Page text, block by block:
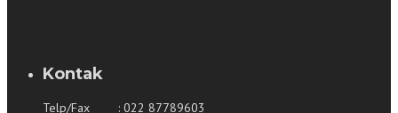
Kontak
Telp/Fax : 022 87789603